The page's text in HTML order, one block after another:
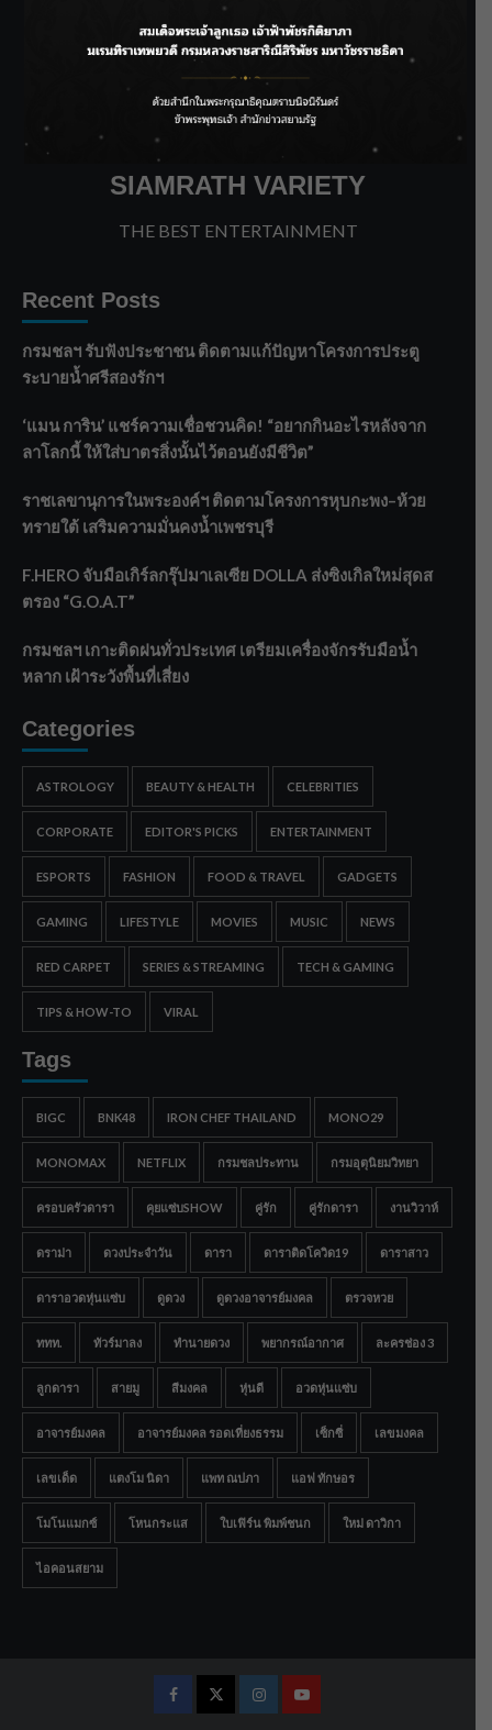
SIAMRATH VARIETY
THE BEST ENTERTAINMENT
Recent Posts
กรมชลฯ รับฟังประชาชน ติดตามแก้ปัญหาโครงการประตู
ระบายน้ำศรีสองรักฯ
‘แมน การิน’ แชร์ความเชื่อชวนคิด! “อยากกินอะไรหลังจาก
ลาโลกนี้ ให้ใส่บาตรสิ่งนั้นไว้ตอนยังมีชีวิต”
ราชเลขานุการในพระองค์ฯ ติดตามโครงการหุบกะพง–ห้วย
ทรายใต้ เสริมความมั่นคงน้ำเพชรบุรี
F.HERO จับมือเกิร์ลกรุ๊ปมาเลเซีย DOLLA ส่งซิงเกิลใหม่สุดส
ตรอง “G.O.A.T”
กรมชลฯ เกาะติดฝนทั่วประเทศ เตรียมเครื่องจักรรับมือน้ำ
หลาก เฝ้าระวังพื้นที่เสี่ยง
Categories
ASTROLOGY BEAUTY & HEALTH CELEBRITIES
CORPORATE EDITOR'S PICKS ENTERTAINMENT
ESPORTS FASHION FOOD & TRAVEL GADGETS
GAMING LIFESTYLE MOVIES MUSIC NEWS
RED CARPET SERIES & STREAMING TECH & GAMING
TIPS & HOW-TO VIRAL
Tags
BIGC BNK48 IRON CHEF THAILAND MONO29
MONOMAX NETFLIX กรมชลประทาน กรมอุตุนิยมวิทยา
ครอบครัวดารา คุยแซ่บSHOW คู่รัก คู่รักดารา งานวิวาห์
ดราม่า ดวงประจำวัน ดารา ดาราติดโควิด19 ดาราสาว
ดาราอวดหุ่นแซ่บ ดูดวง ดูดวงอาจารย์มงคล ตรวจหวย
ททท. ทัวร์มาลง ทำนายดวง พยากรณ์อากาศ ละครช่อง 3
ลูกดารา สายมู สีมงคล หุ่นดี อวดหุ่นแซ่บ
อาจารย์มงคล อาจารย์มงคล รอดเที่ยงธรรม เซ็กซี่ เลขมงคล
เลขเด็ด แตงโม นิดา แพท ณปภา แอฟ ทักษอร
โมโนแมกซ์ โหนกระแส ใบเฟิร์น พิมพ์ชนก ใหม่ ดาวิกา
ไอคอนสยาม
FacebookTwitterInstagramYoutube